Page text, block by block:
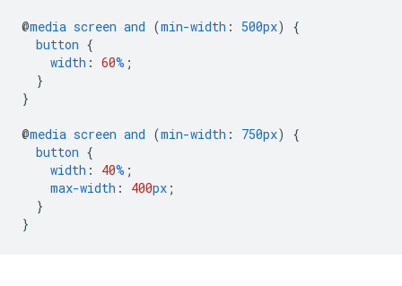
@media screen and (min-width : 500px)
{
button {
width : 60% ;
}
}
@media screen and (min-width : 750px)
{
button {
width : 40% ;
max-width : 400px ;
}
}